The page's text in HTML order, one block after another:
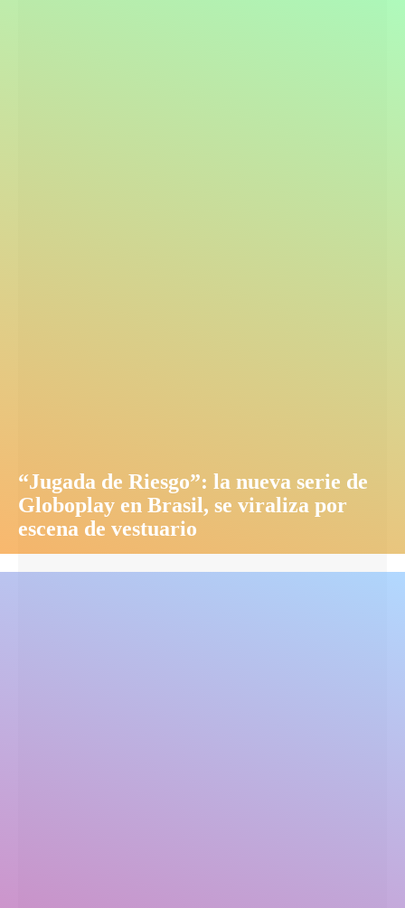
“Jugada de Riesgo”: la nueva serie de
Globoplay en Brasil, se viraliza por
escena de vestuario